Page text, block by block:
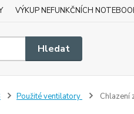
VÝKUP NEFUNKČNÍCH
Hledat
Použité ventilatory Chlazení